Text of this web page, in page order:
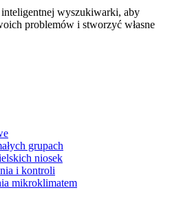
wyszukiwarki, aby
problemów i stworzyć własne
grupach
niosek
i kontroli
mikroklimatem